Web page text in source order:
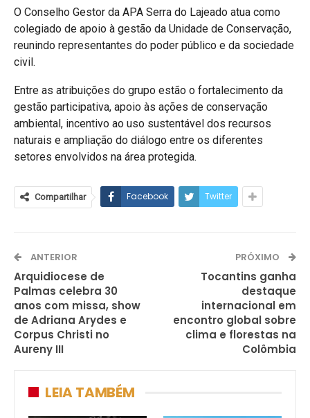
O Conselho Gestor da APA Serra do Lajeado atua como
colegiado de apoio à gestão da Unidade de Conservação,
reunindo representantes do poder público e da sociedade
civil.
Entre as atribuições do grupo estão o fortalecimento da
gestão participativa, apoio às ações de conservação
ambiental, incentivo ao uso sustentável dos recursos
naturais e ampliação do diálogo entre os diferentes
setores envolvidos na área protegida.
Compartilhar Facebook Twitter
ANTERIOR
Arquidiocese de
Palmas celebra 30
anos com missa, show
de Adriana Arydes e
Corpus Christi no
Aureny III
PRÓXIMO
Tocantins ganha
destaque
internacional em
encontro global sobre
clima e florestas na
Colômbia
LEIA TAMBÉM